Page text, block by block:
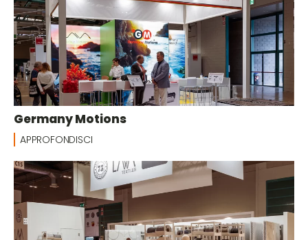
Germany Motions
APPROFONDISCI